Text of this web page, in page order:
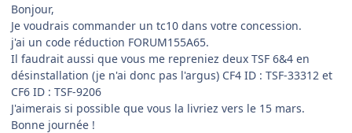
Bonjour,
Je voudrais commander un tc10 dans votre concession.
j'ai un code réduction FORUM155A65.
Il faudrait aussi que vous me repreniez deux TSF 6&4 en
désinstallation (je n'ai donc pas l'argus) CF4 ID : TSF-33312 et
CF6 ID : TSF-9206
J'aimerais si possible que vous la livriez vers le 15 mars.
Bonne journée !